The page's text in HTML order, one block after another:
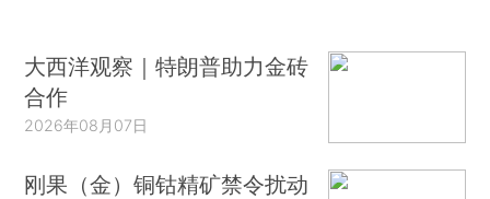
大西洋观察｜特朗普助力金砖
合作
2026年08月07日
刚果（金）铜钴精矿禁令扰动